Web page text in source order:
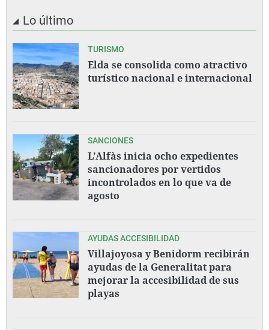
Lo último
TURISMO
Elda se consolida como atractivo
turístico nacional e internacional
SANCIONES
L’Alfàs inicia ocho expedientes
sancionadores por vertidos
incontrolados en lo que va de
agosto
AYUDAS ACCESIBILIDAD
Villajoyosa y Benidorm recibirán
ayudas de la Generalitat para
mejorar la accesibilidad de sus
playas